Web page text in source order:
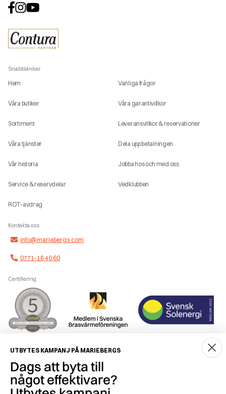
Snabblänkar
Hem
Våra butiker
Sortiment
Våra tjänster
Vår historia
Service & reservdelar
ROT-avdrag
Vanliga frågor
Våra garantivillkor
Leveransvillkor & reservationer
Dela upp betalningen
Jobba hos och med oss
Vedklubben
Kontakta oss
info@mariebergs.com
0771-18 40 60
Certifiering
Smidig betalning
UTBYTES KAMPANJ PÅ MARIEBERGS
Dags att byta till
något effektivare?